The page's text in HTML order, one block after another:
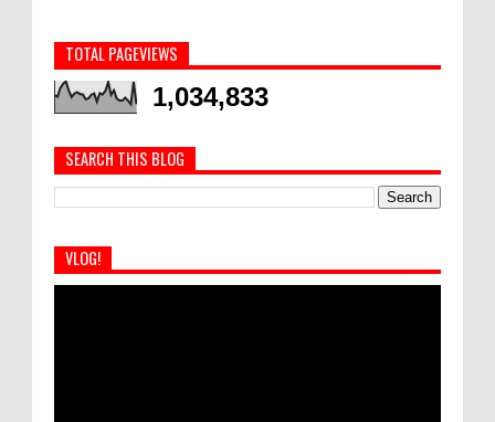
TOTAL PAGEVIEWS
1,034,833
SEARCH THIS BLOG
VLOG!